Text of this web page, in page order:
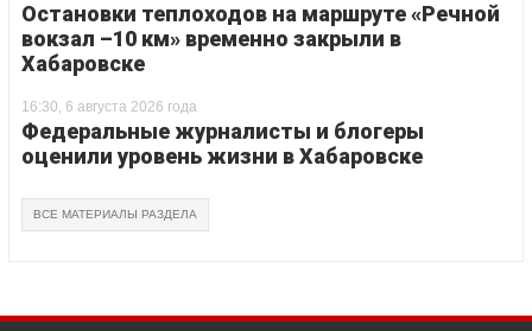
Остановки теплоходов на маршруте «Речной
вокзал –10 км» временно закрыли в
Хабаровске
16:30, 6 августа 2026 года
Федеральные журналисты и блогеры
оценили уровень жизни в Хабаровске
ВСЕ МАТЕРИАЛЫ РАЗДЕЛА